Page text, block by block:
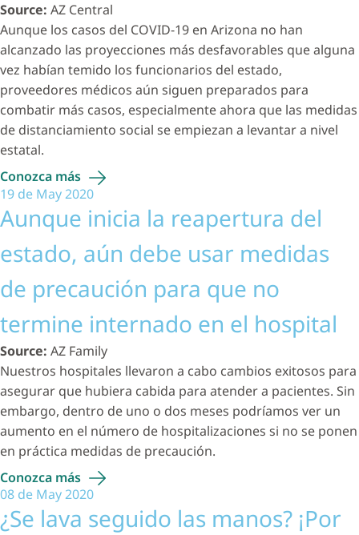
Source: AZ Central
Aunque los casos del COVID-19 en Arizona no han
alcanzado las proyecciones más desfavorables que alguna
vez habían temido los funcionarios del estado,
proveedores médicos aún siguen preparados para
combatir más casos, especialmente ahora que las medidas
de distanciamiento social se empiezan a levantar a nivel
estatal.
Conozca más
19 de May 2020
Aunque inicia la reapertura del
estado, aún debe usar medidas
de precaución para que no
termine internado en el hospital
Source: AZ Family
Nuestros hospitales llevaron a cabo cambios exitosos para
asegurar que hubiera cabida para atender a pacientes. Sin
embargo, dentro de uno o dos meses podríamos ver un
aumento en el número de hospitalizaciones si no se ponen
en práctica medidas de precaución.
Conozca más
08 de May 2020
¿Se lava seguido las manos? ¡Por